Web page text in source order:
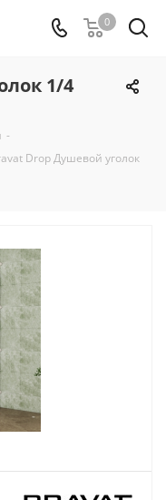
0
1/4
-
Drop Душевой уголок